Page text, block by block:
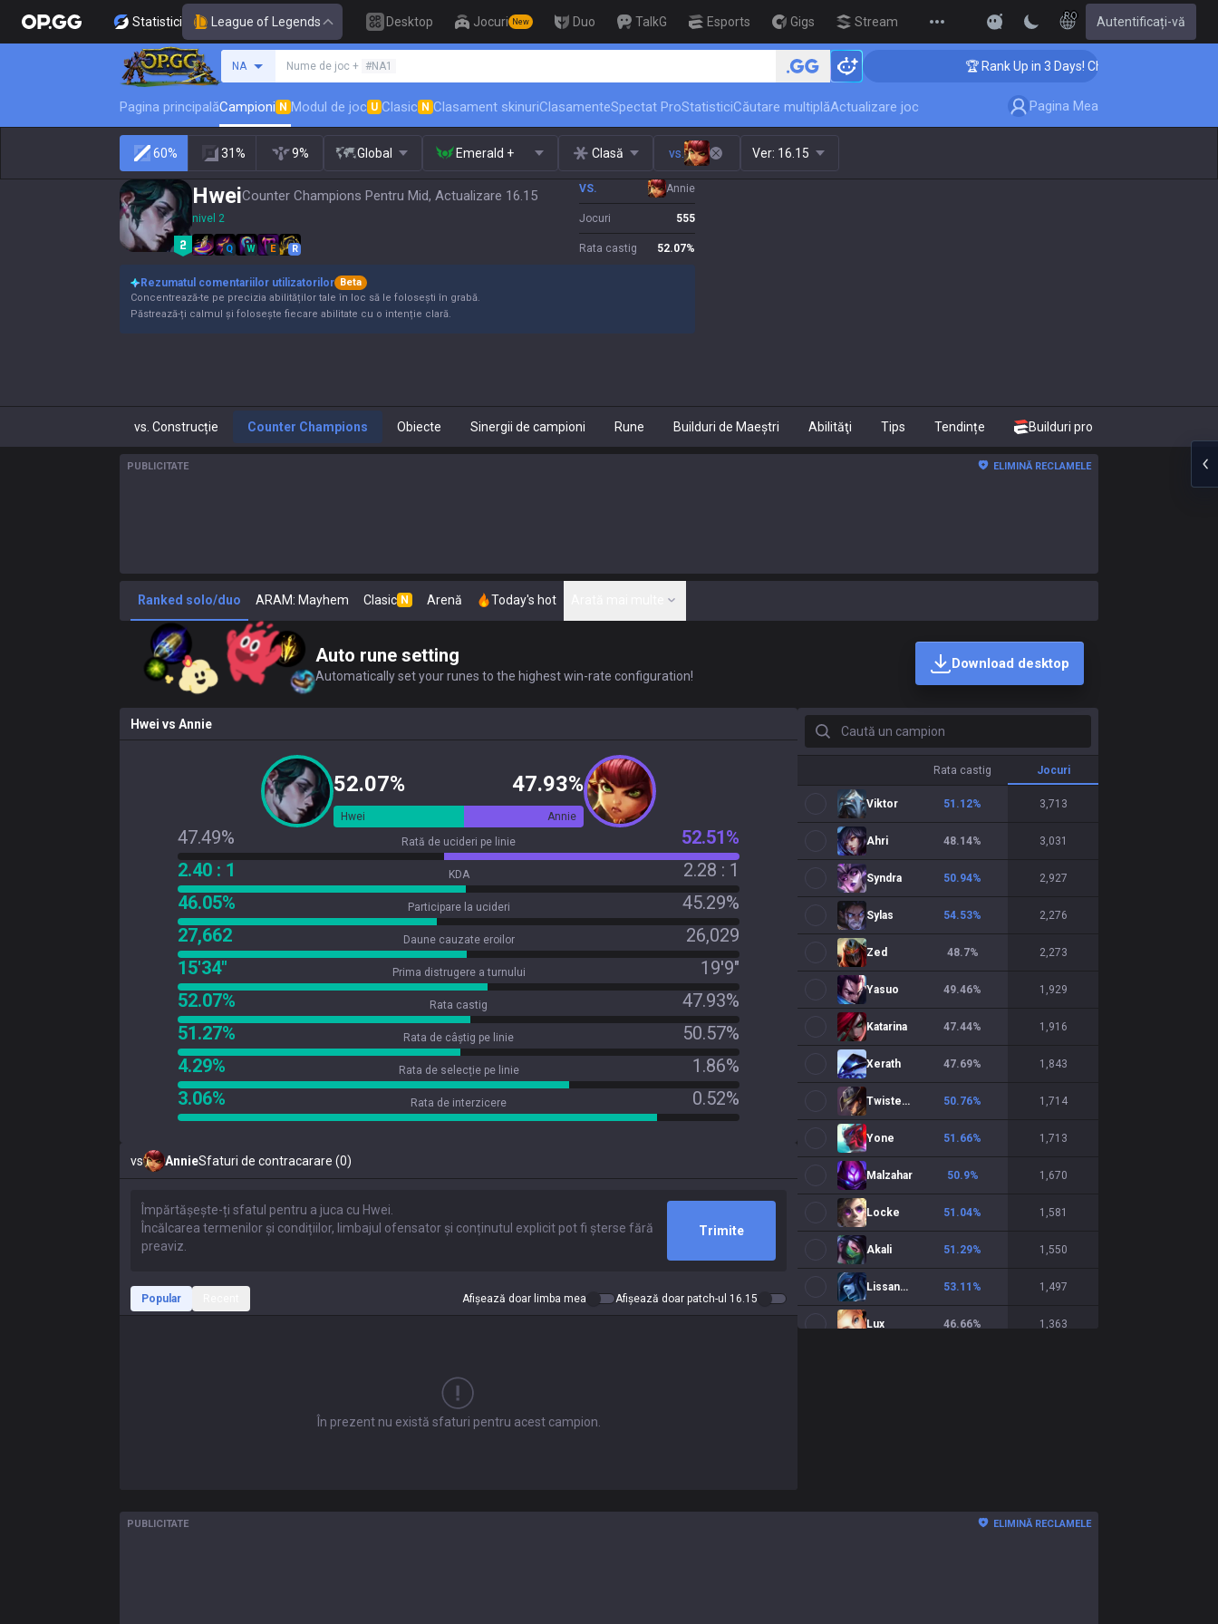
Statistici League of Legends Desktop Jocuri New Duo TalkG Esports Gigs Streamer Overlay RO Autentificați-vă
NA
Caută un invocator
Nume de joc + #NA1 🏆 Rank Up in 3 Days! Challenger Coaching 🏆 Rank Up in 3 Days! Challenger Coaching
Pagina principalăCampioni N Modul de joc U Clasic N Clasament skinuriClasamenteSpectat ProStatisticiCăutare multiplăActualizare joc Pagina Mea
60% 31% 9% Global Emerald + Clasă vs. Ver: 16.15
HweiCounter Champions Pentru Mid, Actualizare 16.15
nivel 2
Q W E R
VS. Annie
Jocuri 555
Rata castig 52.07%
Rezumatul comentariilor utilizatorilor Beta
Concentrează-te pe precizia abilităților tale în loc să le folosești în grabă.
Păstrează-ți calmul și folosește fiecare abilitate cu o intenție clară.
vs. Construcție Counter Champions Obiecte Sinergii de campioni Rune Builduri de Maeștri Abilităţi Tips Tendințe Builduri pro
PUBLICITATE ELIMINĂ RECLAMELE
Ranked solo/duo ARAM: Mayhem Clasic N Arenă Today's hot
Auto rune setting
Automatically set your runes to the highest win-rate configuration!
Download desktop
Hwei vs Annie
52.07% 47.93%
Hwei Annie
47.49% Rată de ucideri pe linie
52.51%
2.40 : 1
KDA
2.28 : 1
46.05%
Participare la ucideri
45.29%
27,662
Daune cauzate eroilor
26,029
15'34"
Prima distrugere a turnului
19'9"
52.07%
Rata castig
47.93%
51.27%
Rata de câștig pe linie
50.57%
4.29%
Rata de selecție pe linie
1.86%
3.06%
Rata de interzicere 0.52%
vs AnnieSfaturi de contracarare (0)
Trimite
Popular Afișează doar limba mea Afișează doar patch-ul 16.15
În prezent nu există sfaturi pentru acest campion.
Caută un campion
Rata castig Jocuri
Viktor 51.12% 3,713
Ahri 48.14% 3,031
Syndra 50.94% 2,927
Sylas 54.53% 2,276
Zed 48.7% 2,273
Yasuo 49.46% 1,929
Katarina 47.44% 1,916
Xerath 47.69% 1,843
Twisted Fate 50.76% 1,714
Yone 51.66% 1,713
Malzahar 50.9% 1,670
Locke 51.04% 1,581
Akali 51.29% 1,550
Lissandra 53.11 % 1,497
Lux 46.66% 1,363
LeBlanc 50.23% 1,065
PUBLICITATE ELIMINĂ RECLAMELE